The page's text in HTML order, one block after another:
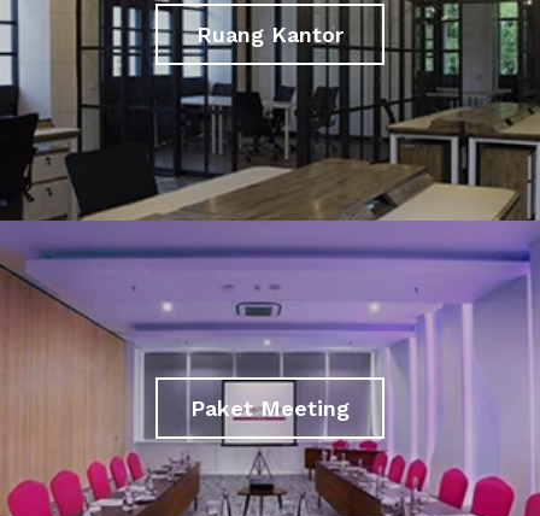
Ruang Kantor
Paket Meeting